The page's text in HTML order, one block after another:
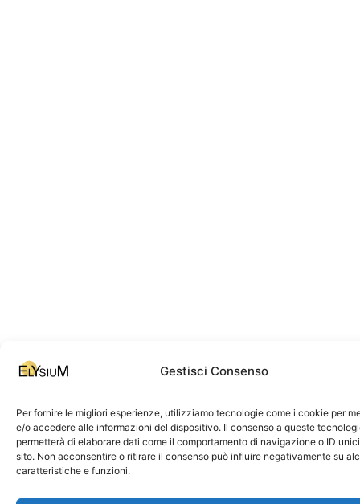
Gestisci Consenso
Per fornire le migliori esperienze, utilizziamo tecnologie come i cookie per
e/o accedere alle informazioni del dispositivo. Il consenso a queste
permetterà di elaborare dati come il comportamento di navigazione o ID
sito. Non acconsentire o ritirare il consenso può influire negativamente su
caratteristiche e funzioni.